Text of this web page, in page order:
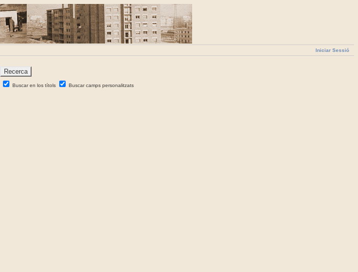
Iniciar Sessió
Buscar en los títols
Buscar camps personalitzats